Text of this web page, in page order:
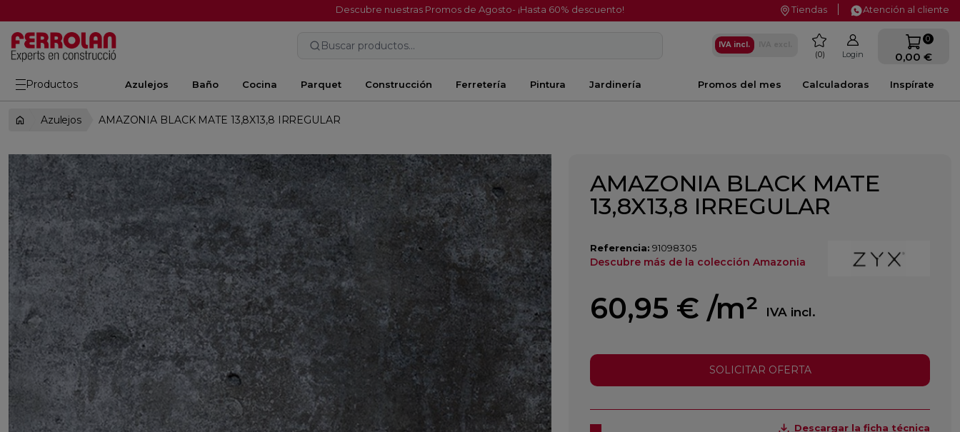
Descubre nuestras Promos de Agosto- ¡Hasta 60% descuento! Tiendas Atención al cliente
Buscar productos... IVA incl. favorite
0 Login
0
0,00 €
Productos Azulejos Baño Cocina Parquet Construcción Ferretería Pintura Jardinería Inspírate
Calculadoras
Promos del mes
Azulejos AMAZONIA BLACK MATE 13,8X13,8 IRREGULAR
AMAZONIA BLACK MATE
13,8X13,8 IRREGULAR
Referencia: 91098305
Descubre más de la colección Amazonia
60,95 € /m² IVA incl.
SOLICITAR OFERTA
Descargar la ficha técnica